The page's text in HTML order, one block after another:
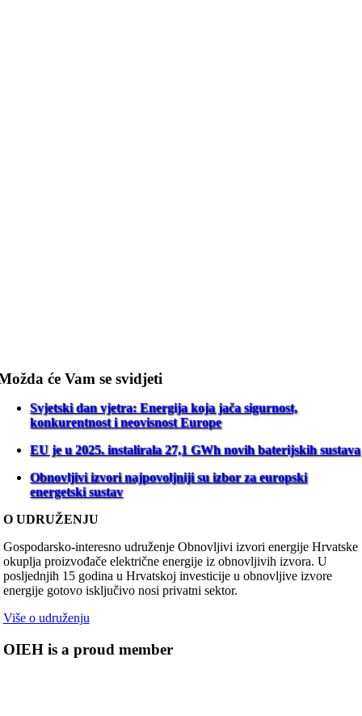
će Vam se svidjeti
Svjetski dan vjetra: Energija koja jača sigurnost,
konkurentnost i neovisnost Europe
EU je u 2025. instalirala 27,1 GWh novih baterijskih sustava
Obnovljivi izvori najpovoljniji su izbor za europski
energetski sustav
O UDRUŽENJU
Gospodarsko-interesno udruženje Obnovljivi izvori energije Hrvatske
okuplja proizvođače električne energije iz obnovljivih izvora. U
posljednjih 15 godina u Hrvatskoj investicije u obnovljive izvore
energije gotovo isključivo nosi privatni sektor.
Više o udruženju
OIEH is a proud member